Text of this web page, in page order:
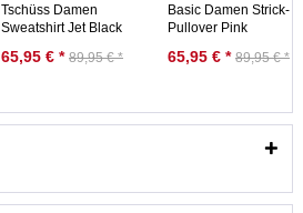
Tschüss Damen
Sweatshirt Jet Black
65,95 € * 89,95 € *
Basic Damen Strick-
Pullover Pink
65,95 € * 89,95 € *